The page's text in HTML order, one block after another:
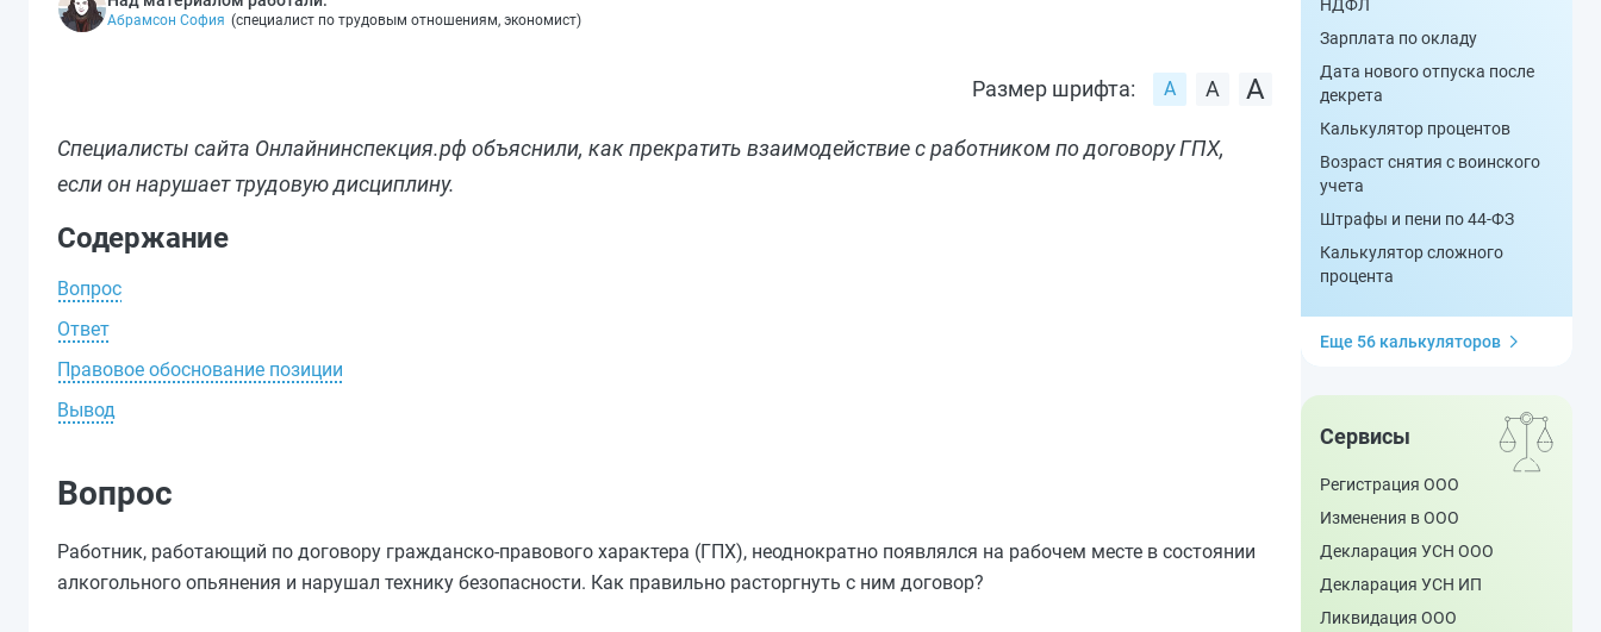
Абрамсон София (специалист по трудовым отношениям, экономист)
Размер шрифта:
Специалисты сайта Онлайнинспекция.рф объяснили, как прекратить взаимодействие с работником по договору ГПХ,
если он нарушает трудовую дисциплину.
Содержание
Вопрос
Ответ
Правовое обоснование позиции
Вывод
Вопрос
Работник, работающий по договору гражданско-правового характера (ГПХ), неоднократно появлялся на рабочем месте в состоянии
алкогольного опьянения и нарушал технику безопасности. Как правильно расторгнуть с ним договор?
НДФЛ
Зарплата по окладу
Дата нового отпуска после
декрета
Калькулятор процентов
Возраст снятия с воинского
учета
Штрафы и пени по 44-ФЗ
Калькулятор сложного
процента
Еще 56 калькуляторов
Сервисы
Регистрация ООО
Изменения в ООО
Декларация УСН ООО
Декларация УСН ИП
Ликвидация ООО